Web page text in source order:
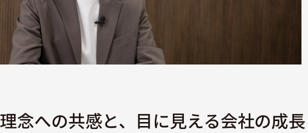
理念への共感と、目に見える会社の成長